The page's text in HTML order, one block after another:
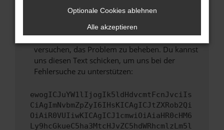
Wende dich an den Webseitenbetreiber.
Wenn du alle oben genannten Schritte versucht
hast, kontaktiere uns bitte. Wir werden
versuchen, das Problem zu beheben. Du kannst
uns diesen Text schicken, um uns bei der
Fehlersuche zu unterstützen:
ewogICJuYW1lIjogIk5ldHdvcmtFcnJvciIs
CiAgImNvbmZpZyI6IHsKICAgICJtZXRob2Qi
OiAiR0VUIiwKICAgICJ1cmwiOiAiaHR0cHM6
Ly9hcGkueC5ha3MtcHJvZC5hdWRhcmlzLm5l
Optionale Cookies ablehnen
Alle akzeptieren